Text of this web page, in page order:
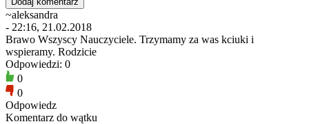
~aleksandra
- 22:16, 21.02.2018
Brawo Wszyscy Nauczyciele. Trzymamy za was kciuki i
wspieramy. Rodzicie
Odpowiedzi: 0
0
0
Odpowiedz
Komentarz do wątku